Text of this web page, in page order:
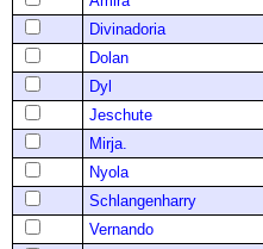
Divinadoria
Dolan
Dyl
Jeschute
Mirja.
Nyola
Schlangenharry
Vernando